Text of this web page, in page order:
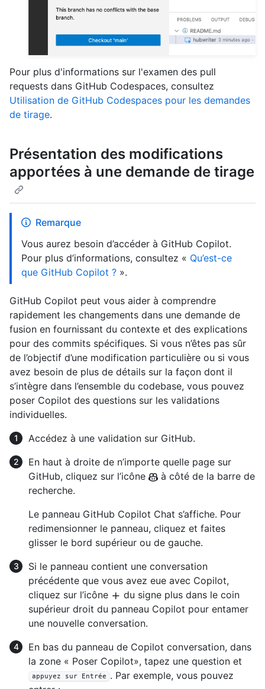
Pour plus d'informations sur l'examen des pull
requests dans GitHub Codespaces, consultez
Utilisation de GitHub Codespaces pour les demandes
de tirage.
Présentation des modifications
apportées à une demande de tirage
Remarque
Vous aurez besoin d’accéder à GitHub Copilot.
Pour plus d’informations, consultez « Qu’est-ce
que GitHub Copilot ? ».
GitHub Copilot peut vous aider à comprendre
rapidement les changements dans une demande de
fusion en fournissant du contexte et des explications
pour des commits spécifiques. Si vous n’êtes pas sûr
de l’objectif d’une modification particulière ou si vous
avez besoin de plus de détails sur la façon dont il
s’intègre dans l’ensemble du codebase, vous pouvez
poser Copilot des questions sur les validations
individuelles.
Accédez à une validation sur GitHub.
En haut à droite de n’importe quelle page sur
GitHub, cliquez sur l’icône
à côté de la barre de
recherche.
Le panneau GitHub Copilot Chat s’affiche. Pour
redimensionner le panneau, cliquez et faites
glisser le bord supérieur ou de gauche.
Si le panneau contient une conversation
précédente que vous avez eue avec Copilot,
cliquez sur l’icône
du signe plus dans le coin
supérieur droit du panneau Copilot pour entamer
une nouvelle conversation.
En bas du panneau de Copilot conversation, dans
la zone « Poser Copilot», tapez une question et
appuyez sur Entrée
. Par exemple, vous pouvez